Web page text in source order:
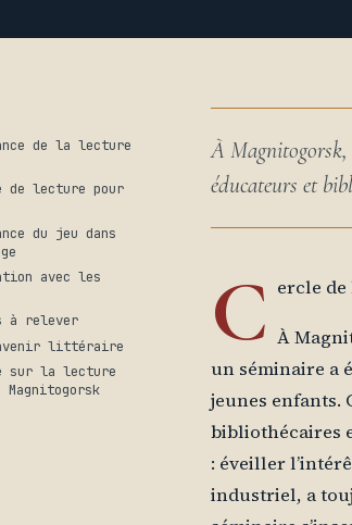
de la lecture
de lecture pour
du jeu dans
avec les
à relever
littéraire
sur la lecture
À Magnitogorsk,
éducateurs et
C ercle
À
un séminaire a
jeunes enfants.
bibliothécaires
: éveiller
industriel, a